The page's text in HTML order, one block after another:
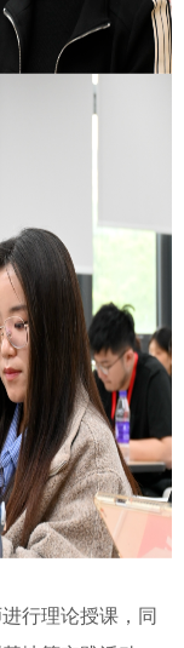
行理论授课，同